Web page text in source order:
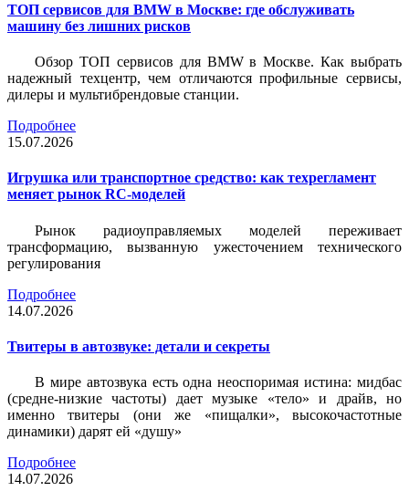
ТОП сервисов для BMW в Москве: где обслуживать
машину без лишних рисков
Обзор ТОП сервисов для BMW в Москве. Как выбрать
надежный техцентр, чем отличаются профильные сервисы,
дилеры и мультибрендовые станции.
Подробнее
15.07.2026
Игрушка или транспортное средство: как техрегламент
меняет рынок RC-моделей
Рынок радиоуправляемых моделей переживает
трансформацию, вызванную ужесточением технического
регулирования
Подробнее
14.07.2026
Твитеры в автозвуке: детали и секреты
В мире автозвука есть одна неоспоримая истина: мидбас
(средне-низкие частоты) дает музыке «тело» и драйв, но
именно твитеры (они же «пищалки», высокочастотные
динамики) дарят ей «душу»
Подробнее
14.07.2026